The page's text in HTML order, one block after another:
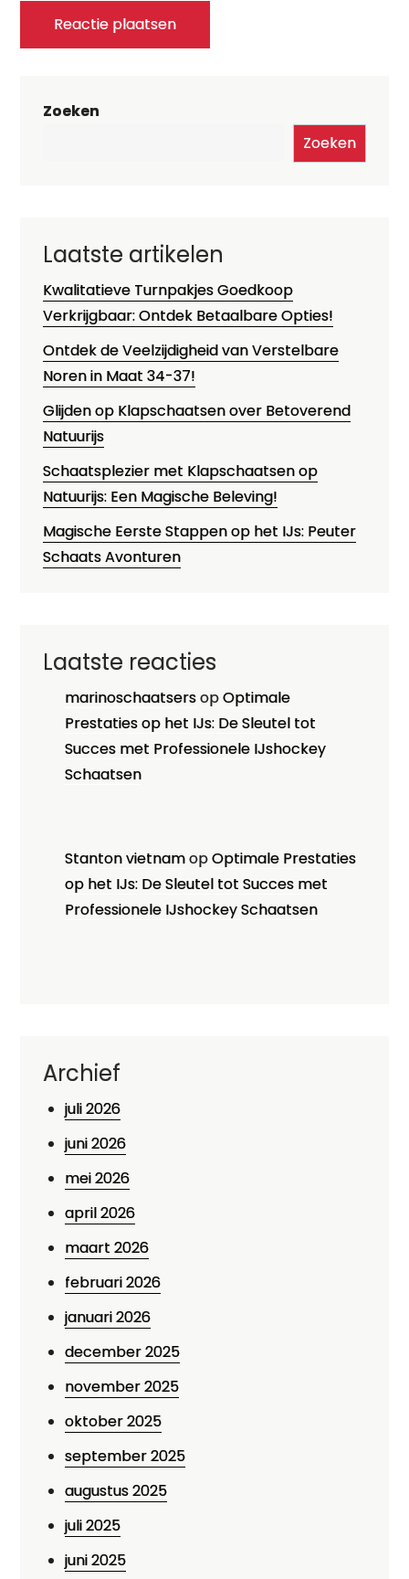
Zoeken
Zoeken
Laatste artikelen
Kwalitatieve Turnpakjes Goedkoop
Verkrijgbaar: Ontdek Betaalbare Opties!
Ontdek de Veelzijdigheid van Verstelbare
Noren in Maat 34-37!
Glijden op Klapschaatsen over Betoverend
Natuurijs
Schaatsplezier met Klapschaatsen op
Natuurijs: Een Magische Beleving!
Magische Eerste Stappen op het IJs: Peuter
Schaats Avonturen
Laatste reacties
marinoschaatsersopOptimale
Prestaties op het IJs: De Sleutel tot
Succes met Professionele IJshockey
Schaatsen
Stanton vietnamopOptimale Prestaties
op het IJs: De Sleutel tot Succes met
Professionele IJshockey Schaatsen
Archief
juli 2026
juni 2026
mei 2026
april 2026
maart 2026
februari 2026
januari 2026
december 2025
november 2025
oktober 2025
september 2025
augustus 2025
juli 2025
juni 2025